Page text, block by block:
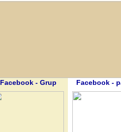
Facebook - Grup Facebook -